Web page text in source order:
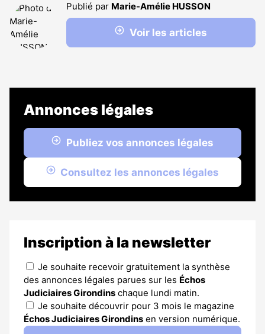
Publié par Marie-Amélie HUSSON
Voir les articles
Annonces légales
Publiez vos annonces légales
Consultez les annonces légales
Inscription à la newsletter
Je souhaite recevoir gratuitement la synthèse
des annonces légales parues sur les Échos
Judiciaires Girondins chaque lundi matin.
Je souhaite découvrir pour 3 mois le magazine
Échos Judiciaires Girondins en version numérique.